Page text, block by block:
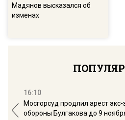
Мадянов высказался об
изменах
16:10
Мосгорсуд продлил арест
обороны Булгакова до 9